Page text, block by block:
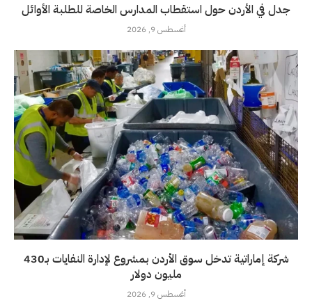
جدل في الأردن حول استقطاب المدارس الخاصة للطلبة الأوائل
أغسطس 9, 2026
شركة إماراتية تدخل سوق الأردن بمشروع لإدارة النفايات بـ430
مليون دولار
أغسطس 9, 2026